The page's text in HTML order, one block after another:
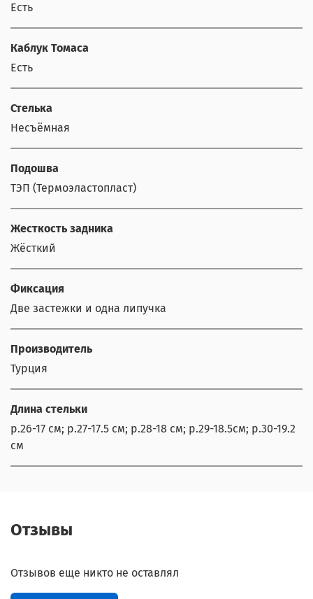
Есть
Каблук Томаса
Есть
Стелька
Несъёмная
Подошва
ТЭП (Термоэластопласт)
Жесткость задника
Жёсткий
Фиксация
Две застежки и одна липучка
Производитель
Турция
Длина стельки
р.26-17 см; р.27-17.5 см; р.28-18 см; р.29-18.5см; р.30-19.2
см
Отзывы
Отзывов еще никто не оставлял